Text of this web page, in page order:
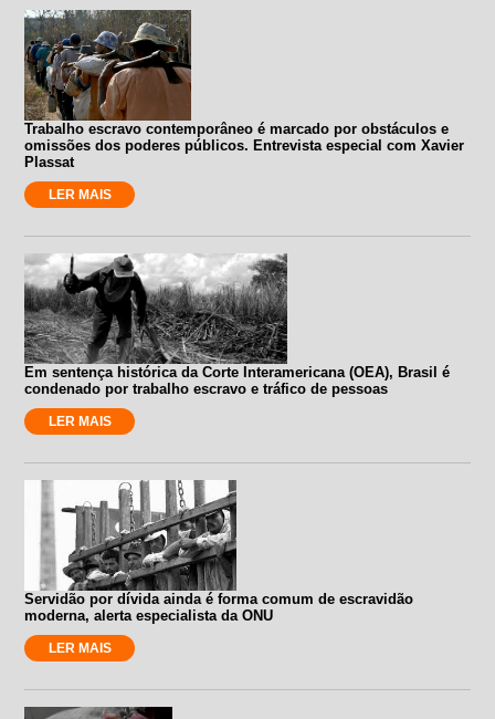
Trabalho escravo contemporâneo é marcado por obstáculos e
omissões dos poderes públicos. Entrevista especial com Xavier
Plassat
LER MAIS
Em sentença histórica da Corte Interamericana (OEA), Brasil é
condenado por trabalho escravo e tráfico de pessoas
LER MAIS
Servidão por dívida ainda é forma comum de escravidão
moderna, alerta especialista da ONU
LER MAIS